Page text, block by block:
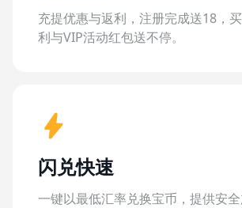
充提优惠与返利，注册完成送18，
利与VIP活动红包送不停。
闪兑快速
一键以最低汇率兑换宝币，提供安